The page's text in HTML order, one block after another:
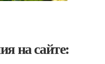
на сайте: